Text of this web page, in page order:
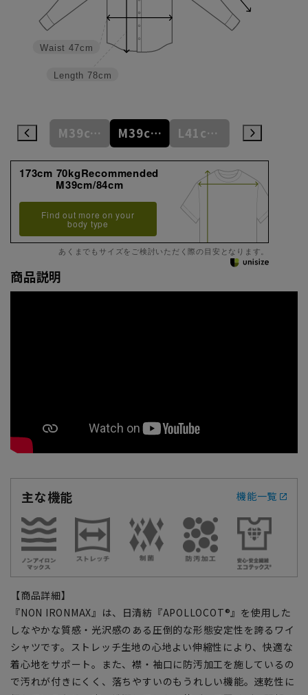
Length 78cm
Waist 47cm
M39cm/82cm M39cm/84cm L41cm/82cm
173cm 70kgRecommended
M39cm/84cm
Find out more on your
body type
あくまでもサイズをご検討いただく際の目安となります。
商品説明
主な機能 機能一覧
【商品詳細】
『NON IRONMAX』は、日清紡『APOLLOCOT®』を使用した
しなやかな質感・光沢感のある圧倒的な形態安定性を誇るワイ
シャツです。ストレッチ生地の心地よい伸縮性により、快適な
着心地をサポート。また、襟・袖口に防汚加工を施しているの
で汚れが付きにくく、落ちやすいのもうれしい機能。速乾性に